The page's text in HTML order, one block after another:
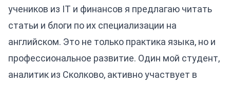
учеников из IT и финансов я предлагаю читать
статьи и блоги по их специализации на
английском. Это не только практика языка, но и
профессиональное развитие. Один мой студент,
аналитик из Сколково, активно участвует в